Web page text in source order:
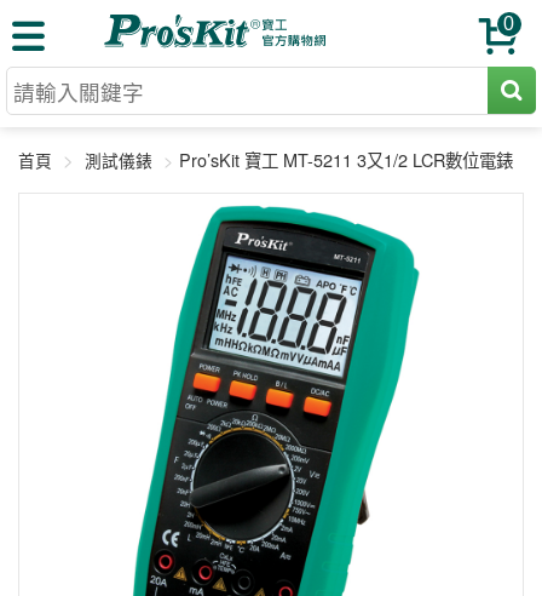
0
壓著鉗
扳手工具
起子工具
手鉗工具
放大工具
精密鑷子
工具組
電焊烙鐵
周邊配件
烙鐵頭
光纖系列
三用電錶
通訊儀器
環境儀錶
各式鉤錶
A+B 組合
初階款8+
中階款12＋
報價諮詢
訂單查詢
舊換新方案
首頁 測試儀錶 Pro’sKit 寶工 MT-5211 3又1/2 LCR數位電錶